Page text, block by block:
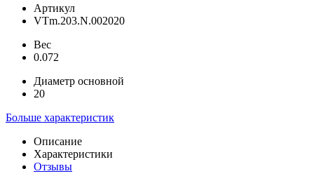
Артикул
VTm.203.N.002020
Вес
0.072
Диаметр основной
20
Больше характеристик
Описание
Характеристики
Отзывы